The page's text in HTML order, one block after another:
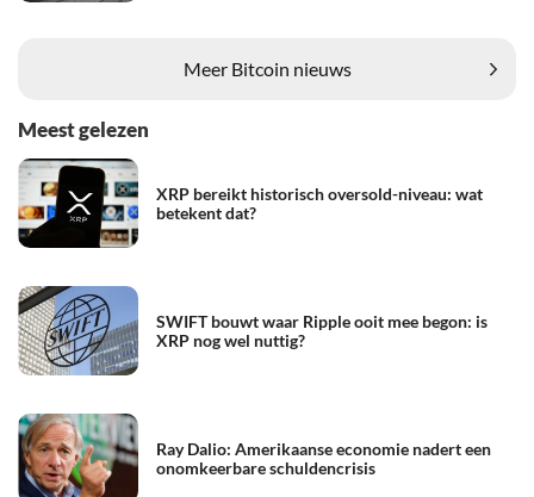
Meer Bitcoin nieuws
Meest gelezen
XRP bereikt historisch oversold-niveau: wat
betekent dat?
SWIFT bouwt waar Ripple ooit mee begon: is
XRP nog wel nuttig?
Ray Dalio: Amerikaanse economie nadert een
onomkeerbare schuldencrisis